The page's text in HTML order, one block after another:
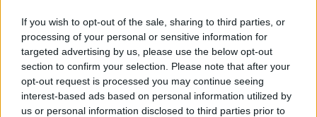
If you wish to opt-out of the sale, sharing to third parties, or
processing of your personal or sensitive information for
targeted advertising by us, please use the below opt-out
section to confirm your selection. Please note that after your
opt-out request is processed you may continue seeing
interest-based ads based on personal information utilized by
us or personal information disclosed to third parties prior to
Latvijas karoga!
PIEVIENOT GROZAM
Šī e-izdevuma cena ir1.52 €